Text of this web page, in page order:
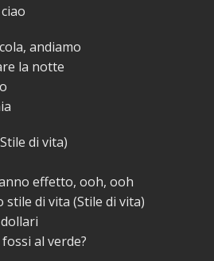
andiamo
la notte
di vita)
effetto, ooh, ooh
di vita (Stile di vita)
al verde?